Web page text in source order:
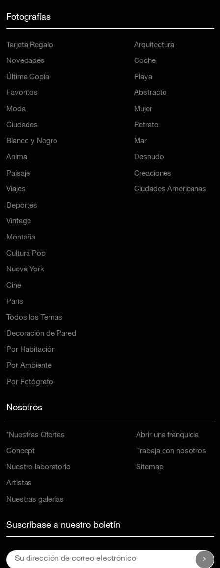
Novedades
Última Copia
Favoritos
Moda
Ciudades
Blanco y Negro
Animal
Paisaje
Viajes
Deportes
Coche
Playa
Abstracto
Mujer
Retrato
Mar
Desnudo
Creaciones
Ciudades Americanas
Vintage
Montaña
Cultura Pop
Nueva York
Cine
París
Todos los Temas
Decoración de Pared
Por Habitación
Por Ambiente
Por Fotógrafo
Concept
Nuestro laboratorio
Artistas
Nuestras galerías
Trabaja con nosotros
Sitemap